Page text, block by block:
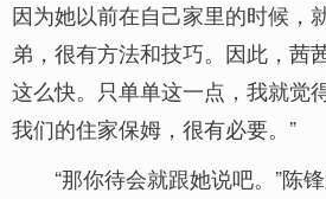
因为她以前在自己家里的时候，
弟，很有方法和技巧。因此，茜
这么快。只单单这一点，我就觉
我们的住家保姆，很有必要。”
“那你待会就跟她说吧。”陈